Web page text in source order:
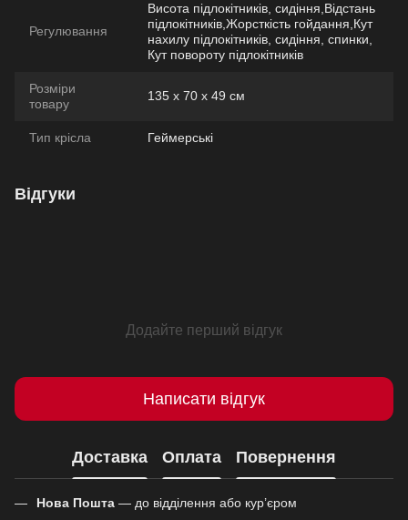
Регулювання
Висота підлокітників, сидіння,Відстань
підлокітників,Жорсткість гойдання,Кут
нахилу підлокітників, сидіння, спинки,
Кут повороту підлокітників
Розміри
товару
135 x 70 x 49 см
Тип крісла Геймерські
Відгуки
Додайте перший відгук
Написати відгук
Доставка Оплата Повернення
Нова Пошта — до відділення або кур’єром